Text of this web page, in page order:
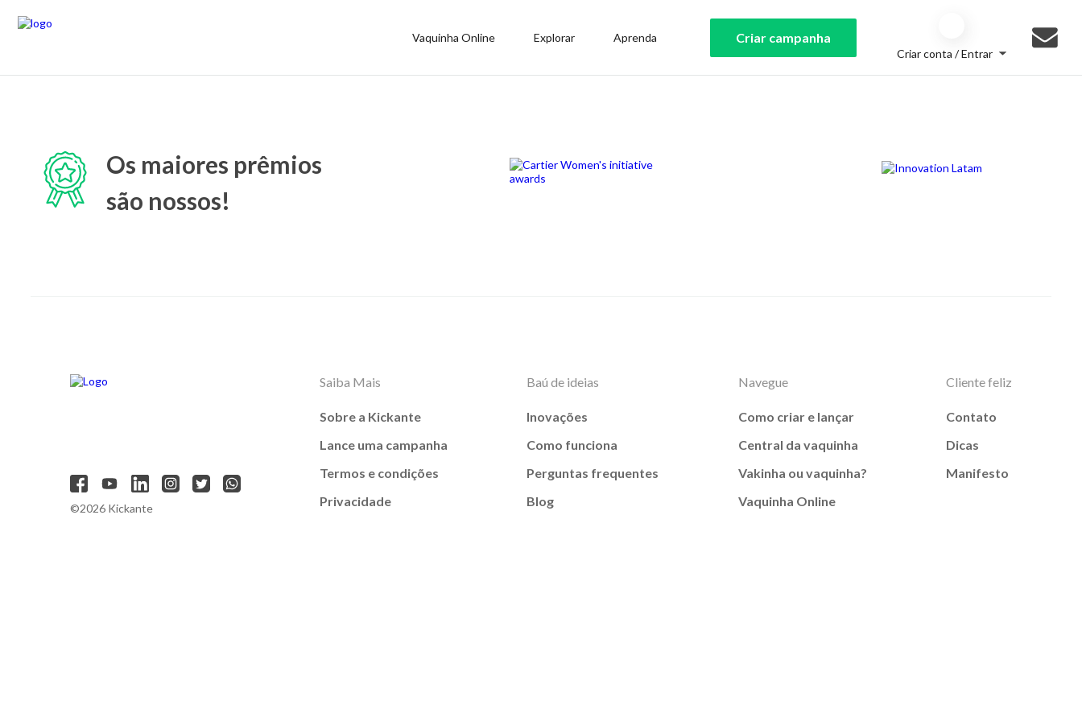
Vaquinha Online Explorar Aprenda Criar campanha
Criar conta / Entrar
Os maiores prêmios
são nossos!
©2026 Kickante
Saiba Mais
Sobre a Kickante
Lance uma campanha
Termos e condições
Privacidade
Baú de ideias
Inovações
Como funciona
Perguntas frequentes
Blog
Navegue
Como criar e lançar
Central da vaquinha
Vakinha ou vaquinha?
Vaquinha Online
Cliente feliz
Contato
Dicas
Manifesto